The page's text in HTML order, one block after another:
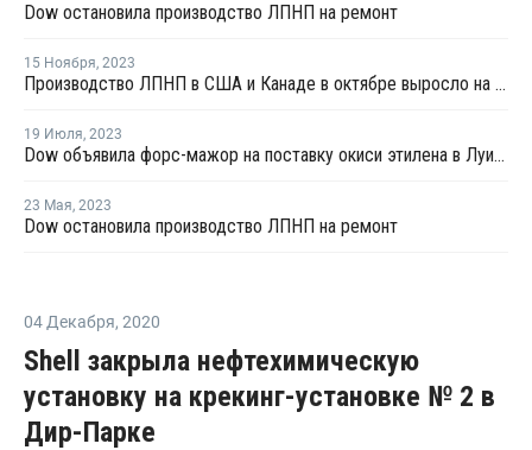
Dow остановила производство ЛПНП на ремонт
15 Ноября, 2023
Производство ЛПНП в США и Канаде в октябре выросло на 7%
19 Июля, 2023
Dow объявила форс-мажор на поставку окиси этилена в Луизиане
23 Мая, 2023
Dow остановила производство ЛПНП на ремонт
04 Декабря, 2020
Shell закрыла нефтехимическую
установку на крекинг-установке № 2 в
Дир-Парке